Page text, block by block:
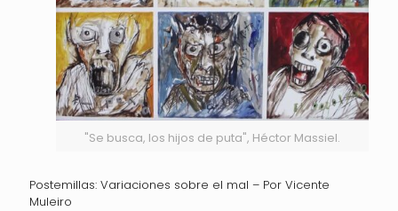
"Se busca, los hijos de puta", Héctor Massiel.
Postemillas: Variaciones sobre el mal – Por Vicente
Muleiro